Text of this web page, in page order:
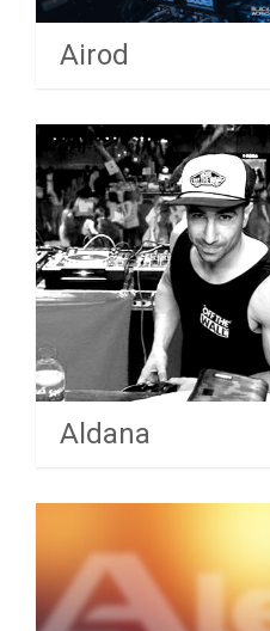
Airod
Aldana